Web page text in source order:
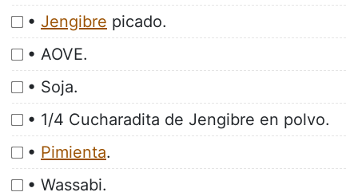
• Jengibre picado.
• AOVE.
• Soja.
• 1/4 Cucharadita de Jengibre en polvo.
• Pimienta.
• Wassabi.